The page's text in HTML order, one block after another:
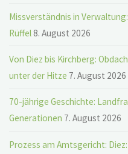
Missverständnis in
Rüffel8. August 2026
Von Diez bis Kirchberg:
unter der Hitze 7. August 2026
70-jährige Geschichte:
Generationen 7. August 2026
Prozess am Amtsgericht: